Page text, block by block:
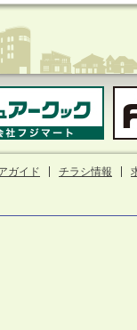
ガイド チラシ情報